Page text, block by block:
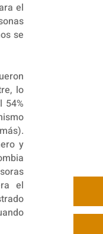
el
se
lo
54%
y
el